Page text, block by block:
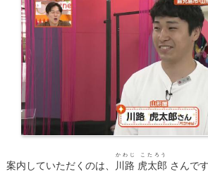
案内していただくのは、 川路 虎太郎
かわじ こたろう
さんです